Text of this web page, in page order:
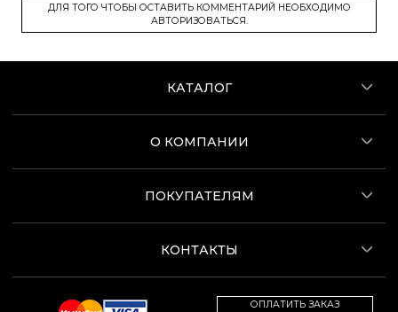
ДЛЯ ТОГО ЧТОБЫ ОСТАВИТЬ КОММЕНТАРИЙ НЕОБХОДИМО
АВТОРИЗОВАТЬСЯ.
КАТАЛОГ
О КОМПАНИИ
ПОКУПАТЕЛЯМ
КОНТАКТЫ
ОПЛАТИТЬ ЗАКАЗ